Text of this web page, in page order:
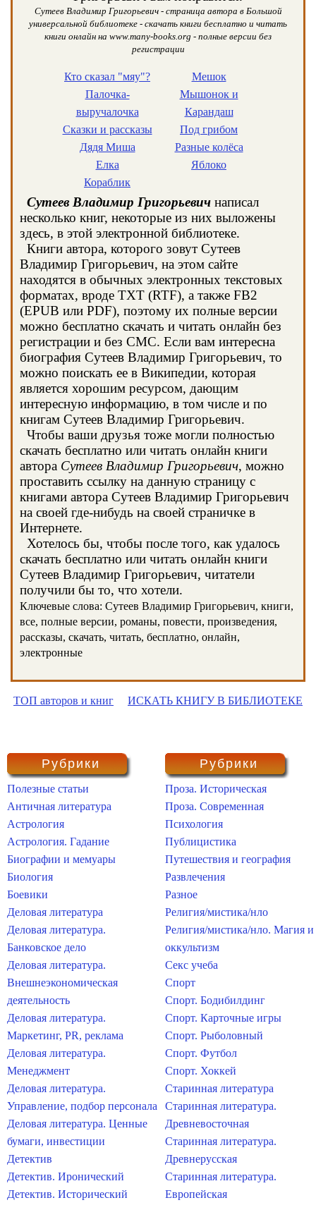
Сутеев Владимир Григорьевич - страница автора в Большой
универсальной библиотеке - скачать книги бесплатно и читать
книги онлайн на www.many-books.org - полные версии без
регистрации
Кто сказал "мяу"?
Палочка-
выручалочка
Сказки и рассказы
Дядя Миша
Елка
Кораблик
Мешок
Мышонок и
Карандаш
Под грибом
Разные колёса
Яблоко
Сутеев Владимир Григорьевич написал
несколько книг, некоторые из них выложены
здесь, в этой электронной библиотеке.
Книги автора, которого зовут Сутеев
Владимир Григорьевич, на этом сайте
находятся в обычных электронных текстовых
форматах, вроде TXT (RTF), а также FB2
(EPUB или PDF), поэтому их полные версии
можно бесплатно скачать и читать онлайн без
регистрации и без СМС. Если вам интересна
биография Сутеев Владимир Григорьевич, то
можно поискать ее в Википедии, которая
является хорошим ресурсом, дающим
интересную информацию, в том числе и по
книгам Сутеев Владимир Григорьевич.
Чтобы ваши друзья тоже могли полностью
скачать бесплатно или читать онлайн книги
автора Сутеев Владимир Григорьевич, можно
проставить ссылку на данную страницу с
книгами автора Сутеев Владимир Григорьевич
на своей где-нибудь на своей страничке в
Интернете.
Хотелось бы, чтобы после того, как удалось
скачать бесплатно или читать онлайн книги
Сутеев Владимир Григорьевич, читатели
получили бы то, что хотели.
Ключевые слова: Сутеев Владимир Григорьевич, книги,
все, полные версии, романы, повести, произведения,
рассказы, скачать, читать, бесплатно, онлайн,
электронные
ТОП авторов и книг ИСКАТЬ КНИГУ В БИБЛИОТЕКЕ
Рубрики
Полезные статьи
Античная литература
Астрология
Астрология. Гадание
Биографии и мемуары
Биология
Боевики
Деловая литература
Деловая литература.
Банковское дело
Деловая литература.
Внешнеэкономическая
деятельность
Деловая литература.
Маркетинг, PR, реклама
Деловая литература.
Менеджмент
Деловая литература.
Управление, подбор персонала
Деловая литература. Ценные
бумаги, инвестиции
Детектив
Детектив. Иронический
Детектив. Исторический
Рубрики
Проза. Историческая
Проза. Современная
Психология
Публицистика
Путешествия и география
Развлечения
Разное
Религия/мистика/нло
Религия/мистика/нло. Магия и
оккультизм
Секс учеба
Спорт
Спорт. Бодибилдинг
Спорт. Карточные игры
Спорт. Рыболовный
Спорт. Футбол
Спорт. Хоккей
Старинная литература
Старинная литература.
Древневосточная
Старинная литература.
Древнерусская
Старинная литература.
Европейская